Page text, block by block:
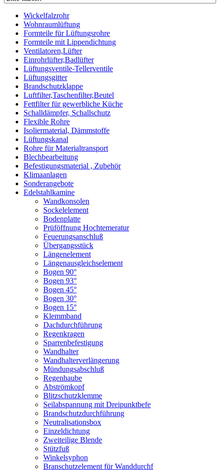
Wickelfalzrohr
Wohnraumlüftung
Formteile für Lüftungsrohre
Formteile mit Lippendichtung
Ventilatoren,Lüfter
Einrohrlüfter,Badlüfter
Lüftungsventile-Tellerventile
Lüftungsgitter
Brandschutzklappe
Luftfilter,Taschenfilter,Beutel
Fettfilter für gewerbliche Küche
Schalldämpfer, Schallschutz
Flexible Rohre
Isoliermaterial, Dämmstoffe
Lüftungskanal
Rohre für Materialtransport
Blechbearbeitung
Befestigungsmaterial , Zubehör
Klimaanlagen
Sonderangebote
Edelstahlkamine
Wandkonsolen
Sockelelement
Bodenplatte
Prüföffnung Hochtemeratur
Feuerungsanschluß
Übergangsstück
Längenelement
Längenausgleichselement
Bogen 90°
Bogen 93°
Bogen 45°
Bogen 30°
Bogen 15°
Klemmband
Dachdurchführung
Regenkragen
Sparrenbefestigung
Wandhalter
Wandhalterverlängerung
Mündungsabschluß
Regenhaube
Abströmkopf
Blitzschutzklemme
Seilabspannung mit Dreipunktbefe
Brandschutzdurchführung
Neutralisationsbox
Einzeldichtung
Zweiteilige Blende
Stützfuß
Winkelsyphon
Branschutzelement für Wanddurchf